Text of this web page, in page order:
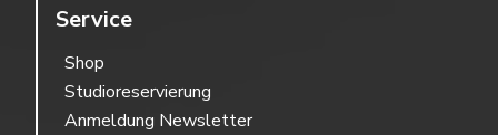
Service
Shop
Studioreservierung
Anmeldung Newsletter